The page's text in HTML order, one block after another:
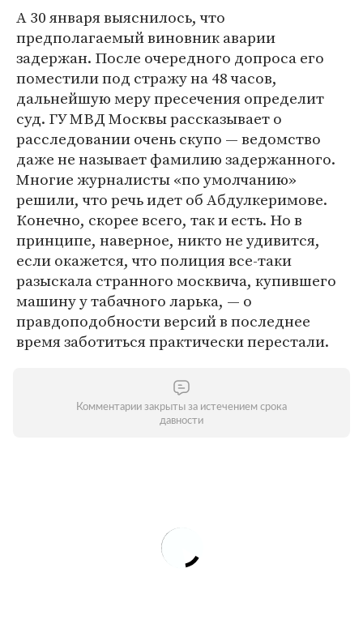
А 30 января выяснилось, что
предполагаемый виновник аварии
задержан. После очередного допроса его
поместили под стражу на 48 часов,
дальнейшую меру пресечения определит
суд. ГУ МВД Москвы рассказывает о
расследовании очень скупо — ведомство
даже не называет фамилию задержанного.
Многие журналисты «по умолчанию»
решили, что речь идет об Абдулкеримове.
Конечно, скорее всего, так и есть. Но в
принципе, наверное, никто не удивится,
если окажется, что полиция все-таки
разыскала странного москвича, купившего
машину у табачного ларька, — о
правдоподобности версий в последнее
время заботиться практически перестали.
Комментарии закрыты за истечением срока
давности